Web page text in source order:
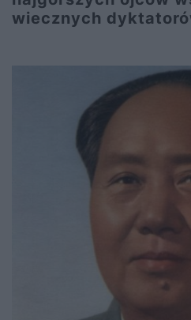
wiecznych